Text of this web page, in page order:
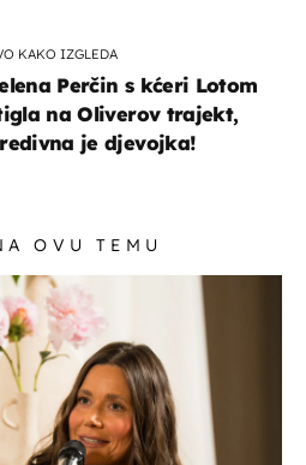
KAKO IZGLEDA
Perčin s kćeri Lotom
na Oliverov trajekt,
je djevojka!
OVU TEMU